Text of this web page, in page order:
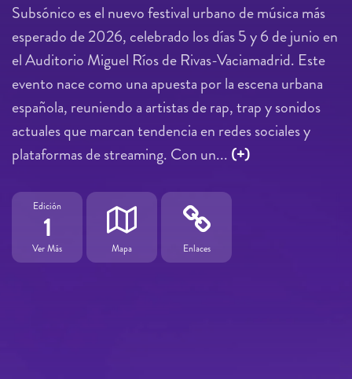
Subsónico es el nuevo festival urbano de música más
esperado de 2026, celebrado los días 5 y 6 de junio en
el Auditorio Miguel Ríos de Rivas-Vaciamadrid. Este
evento nace como una apuesta por la escena urbana
española, reuniendo a artistas de rap, trap y sonidos
actuales que marcan tendencia en redes sociales y
plataformas de streaming. Con un... (+)
Edición
1
Ver Más Mapa Enlaces